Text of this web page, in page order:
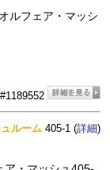
ルフェア・マッシ
ルーム 405-1 (詳細)